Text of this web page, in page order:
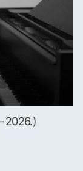
2026.)